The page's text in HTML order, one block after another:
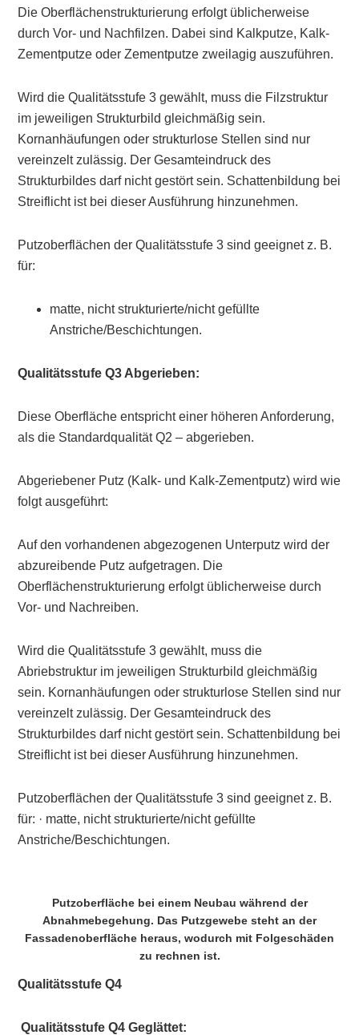
Die Oberflächenstrukturierung erfolgt üblicherweise
durch Vor- und Nachfilzen. Dabei sind Kalkputze, Kalk-
Zementputze oder Zementputze zweilagig auszuführen.
Wird die Qualitätsstufe 3 gewählt, muss die Filzstruktur
im jeweiligen Strukturbild gleichmäßig sein.
Kornanhäufungen oder strukturlose Stellen sind nur
vereinzelt zulässig. Der Gesamteindruck des
Strukturbildes darf nicht gestört sein. Schattenbildung bei
Streiflicht ist bei dieser Ausführung hinzunehmen.
Putzoberflächen der Qualitätsstufe 3 sind geeignet z. B.
für:
matte, nicht strukturierte/nicht gefüllte
Anstriche/Beschichtungen.
Qualitätsstufe Q3 Abgerieben:
Diese Oberfläche entspricht einer höheren Anforderung,
als die Standardqualität Q2 – abgerieben.
Abgeriebener Putz (Kalk- und Kalk-Zementputz) wird wie
folgt ausgeführt:
Auf den vorhandenen abgezogenen Unterputz wird der
abzureibende Putz aufgetragen. Die
Oberflächenstrukturierung erfolgt üblicherweise durch
Vor- und Nachreiben.
Wird die Qualitätsstufe 3 gewählt, muss die
Abriebstruktur im jeweiligen Strukturbild gleichmäßig
sein. Kornanhäufungen oder strukturlose Stellen sind nur
vereinzelt zulässig. Der Gesamteindruck des
Strukturbildes darf nicht gestört sein. Schattenbildung bei
Streiflicht ist bei dieser Ausführung hinzunehmen.
Putzoberflächen der Qualitätsstufe 3 sind geeignet z. B.
für: · matte, nicht strukturierte/nicht gefüllte
Anstriche/Beschichtungen.
Putzoberfläche bei einem Neubau während der
Abnahmebegehung. Das Putzgewebe steht an der
Fassadenoberfläche heraus, wodurch mit Folgeschäden
zu rechnen ist.
Qualitätsstufe Q4
QualitätsstufeQ4 Geglättet: